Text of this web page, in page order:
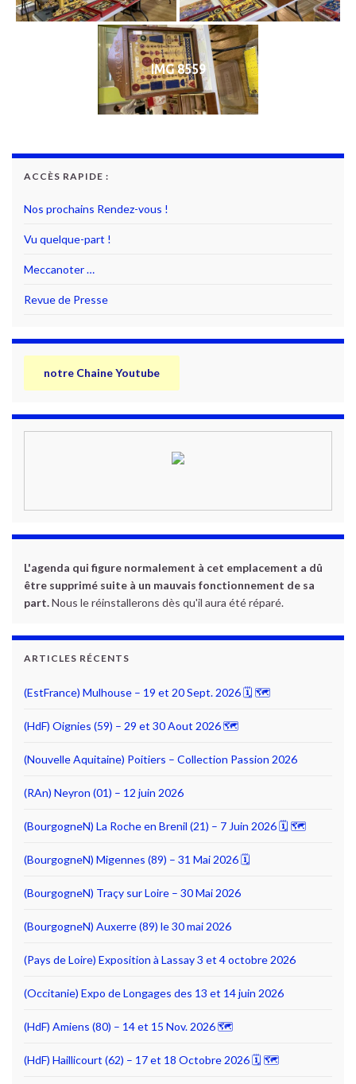
IMG 8559
ACCÈS RAPIDE :
Nos prochains Rendez-vous !
Vu quelque-part !
Meccanoter …
Revue de Presse
notre Chaine Youtube
L'agenda qui figure normalement à cet emplacement a dû
être supprimé suite à un mauvais fonctionnement de sa
part.Nous le réinstallerons dès qu'il aura été réparé.
ARTICLES RÉCENTS
(EstFrance) Mulhouse – 19 et 20 Sept. 2026 🗓 🗺
(HdF) Oignies (59) – 29 et 30 Aout 2026 🗺
(Nouvelle Aquitaine) Poitiers – Collection Passion 2026
(RAn) Neyron (01) – 12 juin 2026
(BourgogneN) La Roche en Brenil (21) – 7 Juin 2026 🗓 🗺
(BourgogneN) Migennes (89) – 31 Mai 2026 🗓
(BourgogneN) Traçy sur Loire – 30 Mai 2026
(BourgogneN) Auxerre (89) le 30 mai 2026
(Pays de Loire) Exposition à Lassay 3 et 4 octobre 2026
(Occitanie) Expo de Longages des 13 et 14 juin 2026
(HdF) Amiens (80) – 14 et 15 Nov. 2026 🗺
(HdF) Haillicourt (62) – 17 et 18 Octobre 2026 🗓 🗺